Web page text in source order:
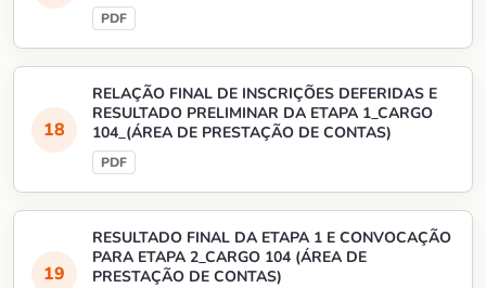
RELAÇÃO FINAL DE INSCRIÇÕES DEFERIDAS E
RESULTADO PRELIMINAR DA ETAPA 1_CARGO
104_(ÁREA DE PRESTAÇÃO DE CONTAS)
RESULTADO FINAL DA ETAPA 1 E CONVOCAÇÃO
PARA ETAPA 2_CARGO 104 (ÁREA DE
PRESTAÇÃO DE CONTAS)